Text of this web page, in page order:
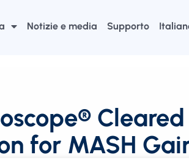
Notizie e media Supporto
for MASH